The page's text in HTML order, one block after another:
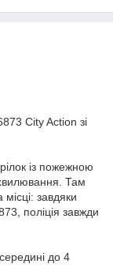
City Action зі
із пожежною
Там
завдяки
поліція завжди
до 4